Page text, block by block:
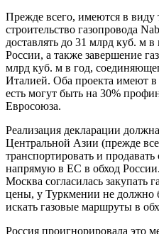
Прежде всего, имеются в виду
строительство газопровода
доставлять до 31 млрд куб. м в
России, а также завершение
млрд куб. м в год,
Италией. Оба проекта имеют
есть могут быть на 30%
Евросоюза.
Реализация декларации
Центральной Азии (прежде
транспортировать и
напрямую в ЕС в обход
Москва согласилась закупать
цены, у Туркмении не должно
искать газовые маршруты в
Россия проигнорировала это